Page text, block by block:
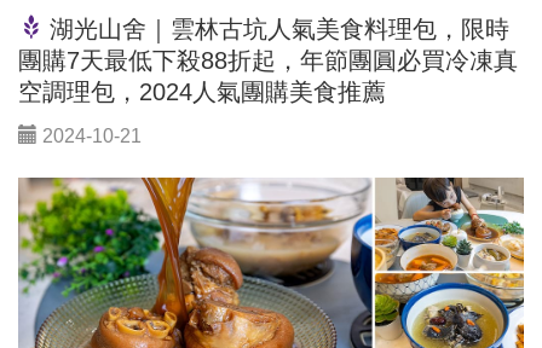
湖光山舍｜雲林古坑人氣美食料理包，限時
團購7天最低下殺88折起，年節團圓必買冷凍真
空調理包，2024人氣團購美食推薦
2024-10-21